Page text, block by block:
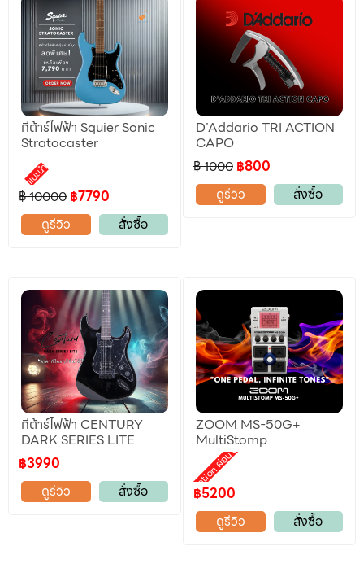
กีต้าร์ไฟฟ้า Squier Sonic
Stratocaster
แนะนำ
฿ 10000 ฿7790
ดูรีวิว
สั่งซื้อ
D’Addario TRI ACTION
CAPO
฿ 1000 ฿800
ดูรีวิว
สั่งซื้อ
กีต้าร์ไฟฟ้า CENTURY
DARK SERIES LITE
฿3990
ดูรีวิว
สั่งซื้อ
ZOOM MS-50G+
MultiStomp
Promotion ผ่อน 0%
฿5200
ดูรีวิว
สั่งซื้อ